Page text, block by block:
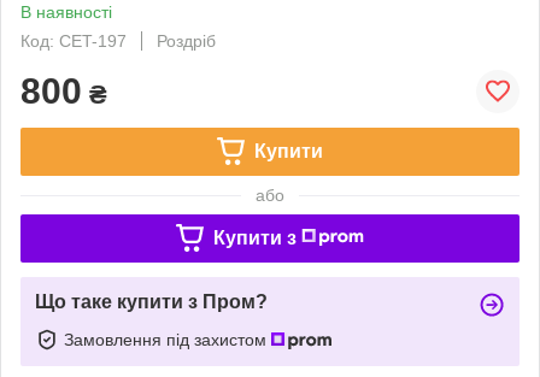
В наявності
Код: CET-197
Роздріб
800 ₴
Купити
або
Купити з
Що таке купити з Пром?
Замовлення під захистом